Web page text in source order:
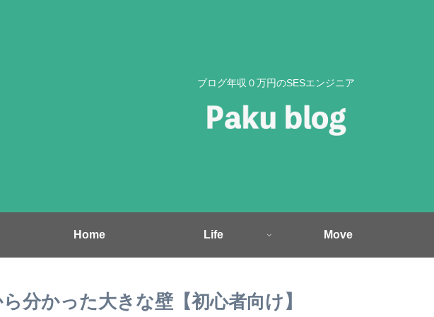
ブログ年収０万円のSESエンジニア
Home Life Move
分かった大きな壁【初心者向け】